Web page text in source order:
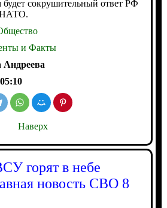
будет сокрушительный ответ РФ
НАТО.
и Факты
Андреева
Наверх
горят в небе
новость СВО 8